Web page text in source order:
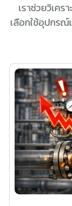
เราช่วยวิเคร
เลือกใช้อุปกรณ์